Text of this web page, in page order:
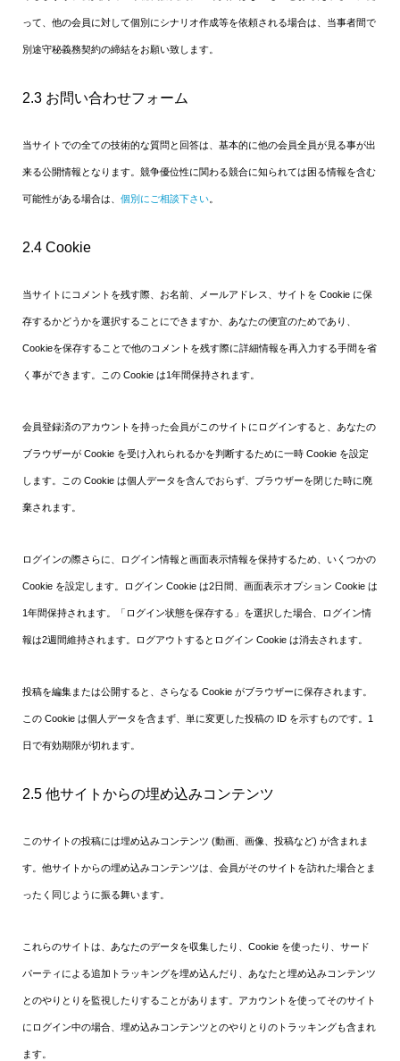
って、他の会員に対して個別にシナリオ作成等を依頼される場合は、当事者間で
別途守秘義務契約の締結をお願い致します。
2.3 お問い合わせフォーム
当サイトでの全ての技術的な質問と回答は、基本的に他の会員全員が見る事が出
来る公開情報となります。競争優位性に関わる競合に知られては困る情報を含む
可能性がある場合は、 個別にご相談下さい。
2.4 Cookie
当サイトにコメントを残す際、お名前、メールアドレス、サイトを Cookie に保
存するかどうかを選択することにできますか、あなたの便宜のためであり、
Cookieを保存することで他のコメントを残す際に詳細情報を再入力する手間を省
く事ができます。この Cookie は1年間保持されます。
会員登録済のアカウントを持った会員がこのサイトにログインすると、あなたの
ブラウザーが Cookie を受け入れられるかを判断するために一時 Cookie を設定
します。この Cookie は個人データを含んでおらず、ブラウザーを閉じた時に廃
棄されます。
ログインの際さらに、ログイン情報と画面表示情報を保持するため、いくつかの
Cookie を設定します。ログイン Cookie は2日間、画面表示オプション Cookie は
1年間保持されます。「ログイン状態を保存する」を選択した場合、ログイン情
報は2週間維持されます。ログアウトするとログイン Cookie は消去されます。
投稿を編集または公開すると、さらなる Cookie がブラウザーに保存されます。
この Cookie は個人データを含まず、単に変更した投稿の ID を示すものです。1
日で有効期限が切れます。
2.5 他サイトからの埋め込みコンテンツ
このサイトの投稿には埋め込みコンテンツ (動画、画像、投稿など) が含まれま
す。他サイトからの埋め込みコンテンツは、会員がそのサイトを訪れた場合とま
ったく同じように振る舞います。
これらのサイトは、あなたのデータを収集したり、Cookie を使ったり、サード
パーティによる追加トラッキングを埋め込んだり、あなたと埋め込みコンテンツ
とのやりとりを監視したりすることがあります。アカウントを使ってそのサイト
にログイン中の場合、埋め込みコンテンツとのやりとりのトラッキングも含まれ
ます。